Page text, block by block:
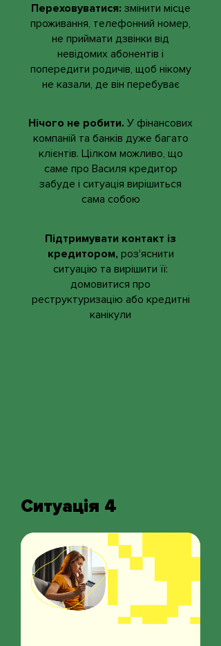
Переховуватися: змінити місце
проживання, телефонний номер,
не приймати дзвінки від
невідомих абонентів і
попередити родичів, щоб нікому
не казали, де він перебуває
Нічого не робити. У фінансових
компаній та банків дуже багато
клієнтів. Цілком можливо, що
саме про Василя кредитор
забуде і ситуація вирішиться
сама собою
Підтримувати контакт із
кредитором, роз'яснити
ситуацію та вирішити її:
домовитися про
реструктуризацію або кредитні
канікули
Ситуація 4